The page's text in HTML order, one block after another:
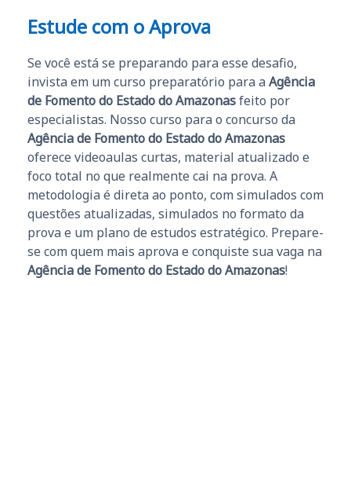
Estude com o Aprova
Se você está se preparando para esse desafio,
invista em um curso preparatório para a Agência
de Fomento do Estado do Amazonasfeito por
especialistas. Nosso curso para o concurso da
Agência de Fomento do Estado do Amazonas
oferece videoaulas curtas, material atualizado e
foco total no que realmente cai na prova. A
metodologia é direta ao ponto, com simulados com
questões atualizadas, simulados no formato da
prova e um plano de estudos estratégico. Prepare-
se com quem mais aprova e conquiste sua vaga na
Agência de Fomento do Estado do Amazonas!